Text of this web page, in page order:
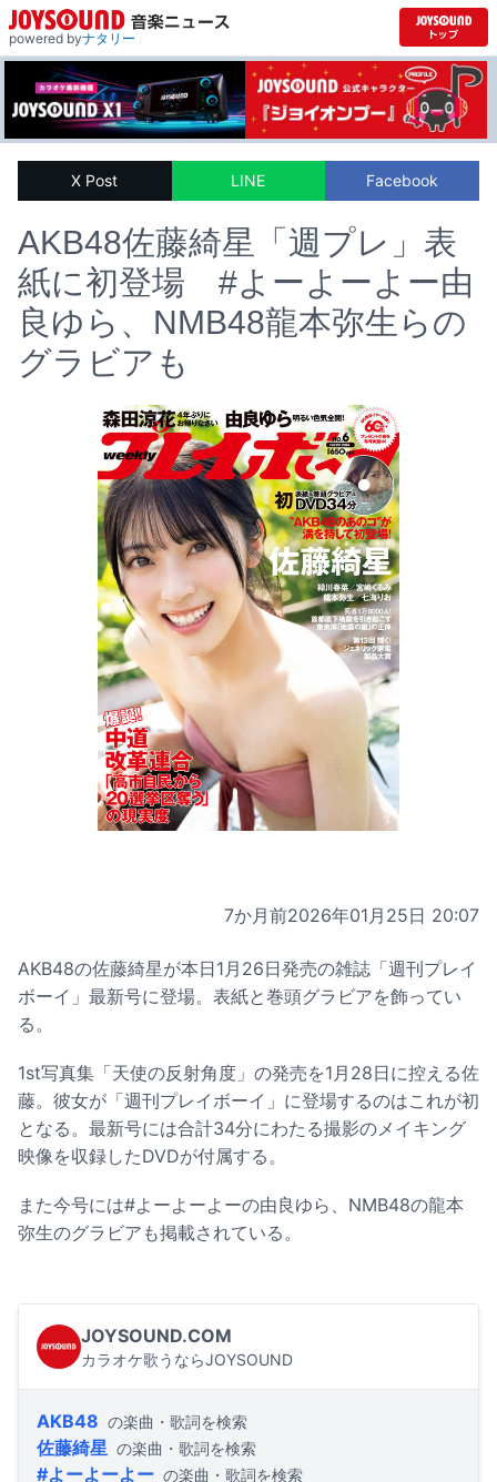
powered byナタリー
X Post LINE Facebook
AKB48佐藤綺星「週プレ」表
紙に初登場 #よーよーよー由
良ゆら、NMB48龍本弥生らの
グラビアも
7か月前2026年01月25日 20:07
AKB48の佐藤綺星が本日1月26日発売の雑誌「週刊プレイ
ボーイ」最新号に登場。表紙と巻頭グラビアを飾ってい
る。
1st写真集「天使の反射角度」の発売を1月28日に控える佐
藤。彼女が「週刊プレイボーイ」に登場するのはこれが初
となる。最新号には合計34分にわたる撮影のメイキング
映像を収録したDVDが付属する。
また今号には#よーよーよーの由良ゆら、NMB48の龍本
弥生のグラビアも掲載されている。
JOYSOUND.COM
カラオケ歌うならJOYSOUND
AKB48 の楽曲・歌詞を検索
佐藤綺星 の楽曲・歌詞を検索
#よーよーよー の楽曲・歌詞を検索